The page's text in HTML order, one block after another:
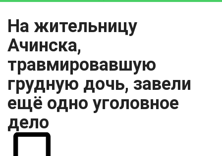
На жительницу
Ачинска,
травмировавшую
грудную дочь, завели
ещё одно уголовное
дело